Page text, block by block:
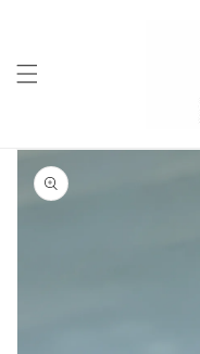
商品情
報にス
キップ